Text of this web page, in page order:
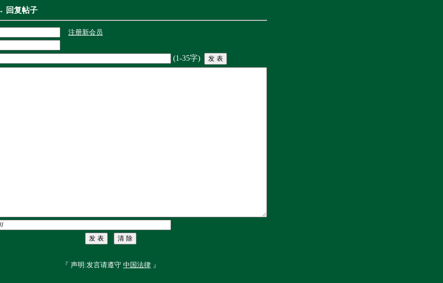
回复帖子
注册新会员
(1-35字)
『 声明:发言请遵守 中国法律 』